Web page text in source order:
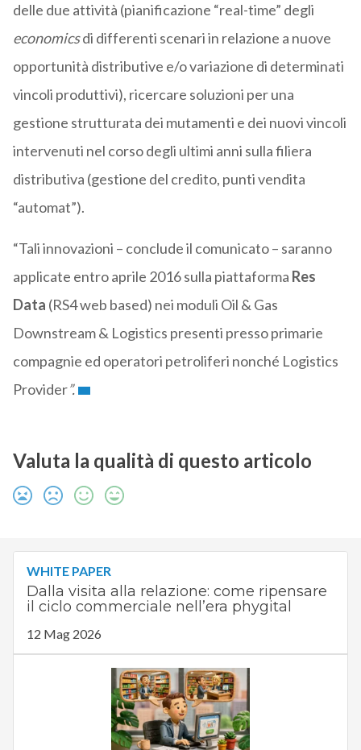
delle due attività (pianificazione “real-time” degli
economicsdi differenti scenari in relazione a nuove
opportunità distributive e/o variazione di determinati
vincoli produttivi), ricercare soluzioni per una
gestione strutturata dei mutamenti e dei nuovi vincoli
intervenuti nel corso degli ultimi anni sulla filiera
distributiva (gestione del credito, punti vendita
“automat”).
“Tali innovazioni – conclude il comunicato – saranno
applicate entro aprile 2016 sulla piattaforma Res
Data (RS4 web based) nei moduli Oil & Gas
Downstream & Logistics presenti presso primarie
compagnie ed operatori petroliferi nonché Logistics
Provider”.
Valuta la qualità di questo articolo
WHITE PAPER
Dalla visita alla relazione: come ripensare
il ciclo commerciale nell’era phygital
12 Mag 2026